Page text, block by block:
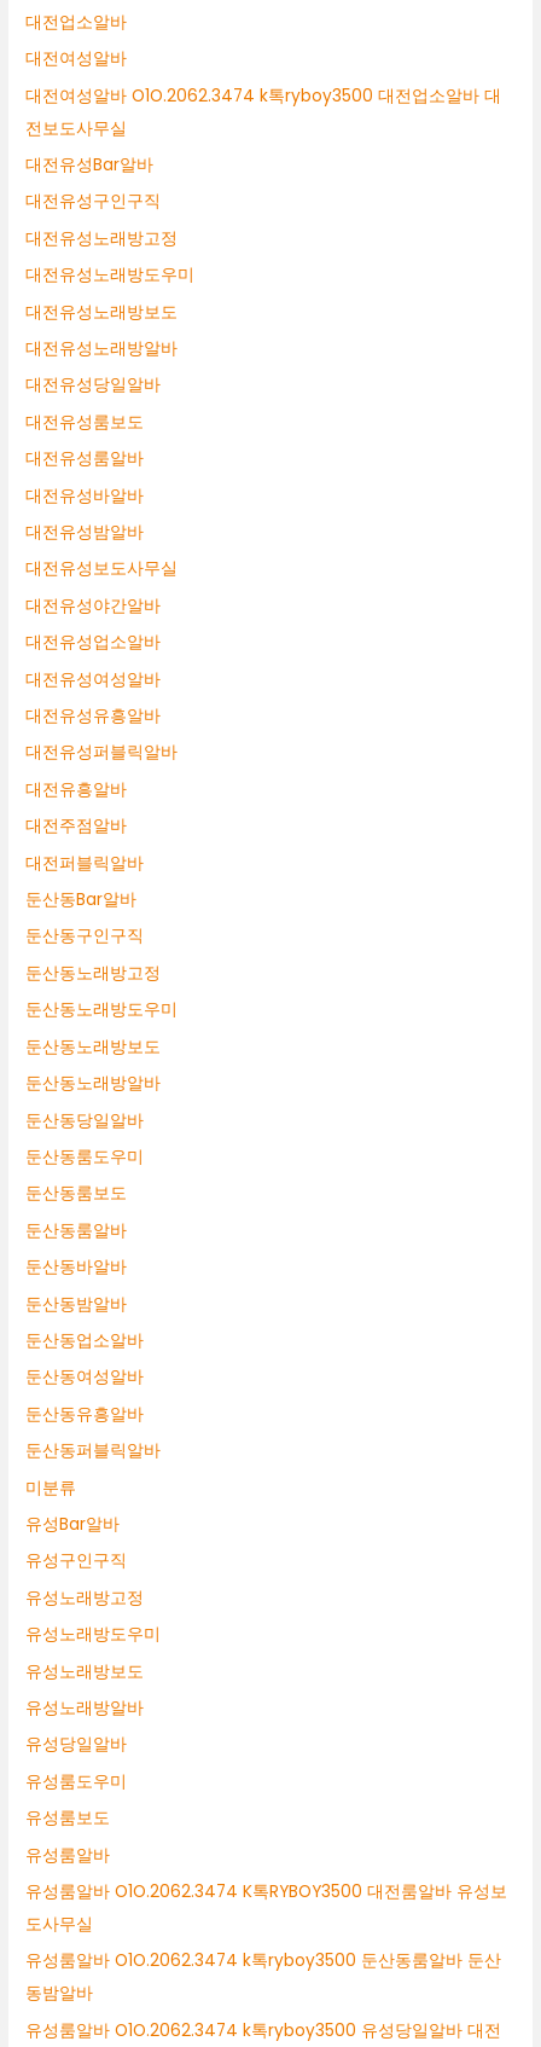
대전업소알바
대전여성알바
대전여성알바 O1O.2062.3474 k톡ryboy3500 대전업소알바 대
전보도사무실
대전유성Bar알바
대전유성구인구직
대전유성노래방고정
대전유성노래방도우미
대전유성노래방보도
대전유성노래방알바
대전유성당일알바
대전유성룸보도
대전유성룸알바
대전유성바알바
대전유성밤알바
대전유성보도사무실
대전유성야간알바
대전유성업소알바
대전유성여성알바
대전유성유흥알바
대전유성퍼블릭알바
대전유흥알바
대전주점알바
대전퍼블릭알바
둔산동Bar알바
둔산동구인구직
둔산동노래방고정
둔산동노래방도우미
둔산동노래방보도
둔산동노래방알바
둔산동당일알바
둔산동룸도우미
둔산동룸보도
둔산동룸알바
둔산동바알바
둔산동밤알바
둔산동업소알바
둔산동여성알바
둔산동유흥알바
둔산동퍼블릭알바
미분류
유성Bar알바
유성구인구직
유성노래방고정
유성노래방도우미
유성노래방보도
유성노래방알바
유성당일알바
유성룸도우미
유성룸보도
유성룸알바
유성룸알바 O1O.2062.3474 K톡RYBOY3500 대전룸알바 유성보
도사무실
유성룸알바 O1O.2062.3474 k톡ryboy3500 둔산동룸알바 둔산
동밤알바
유성룸알바 O1O.2062.3474 k톡ryboy3500 유성당일알바 대전